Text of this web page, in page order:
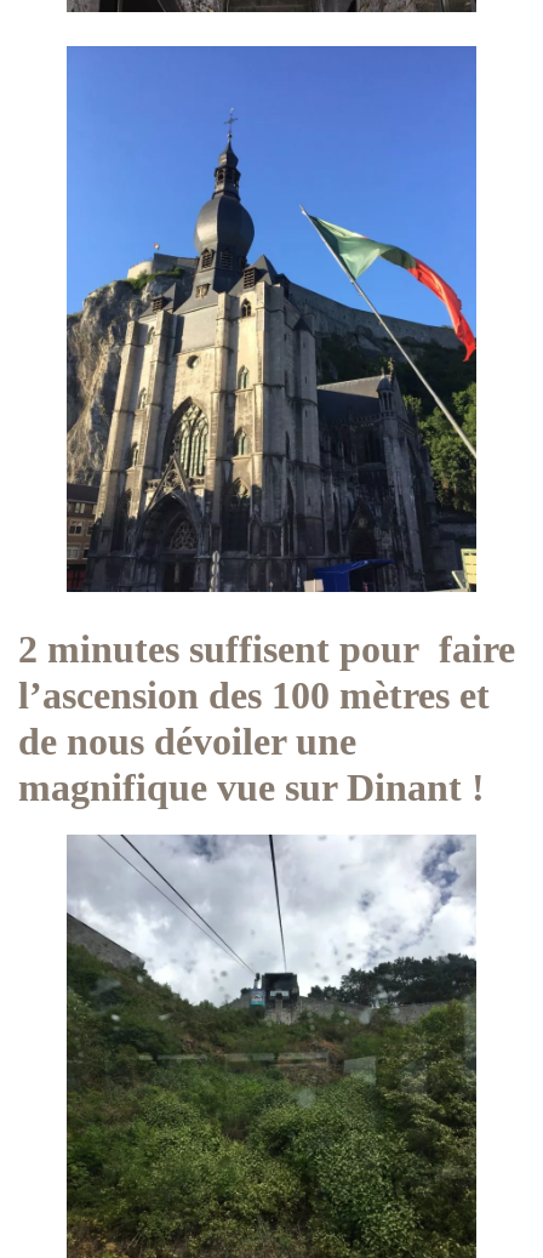
2 minutes suffisent pour faire
l’ascension des 100 mètres et
de nous dévoiler une
magnifique vue sur Dinant !